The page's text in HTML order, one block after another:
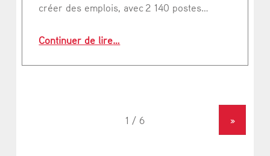
créer des emplois, avec 2 140 postes…
Continuer de lire…
»